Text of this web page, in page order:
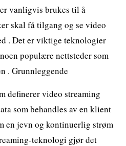
vanligvis brukes til å
skal få tilgang og se video
. Det er viktige teknologier
populære nettsteder som
. Grunnleggende
definerer video streaming
som behandles av en klient
en jevn og kontinuerlig strøm
teknologi gjør det